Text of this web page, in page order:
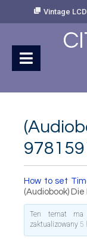
Vintage
How to set
(Audiobook)
Ten temat ma
zaktualizowany 5